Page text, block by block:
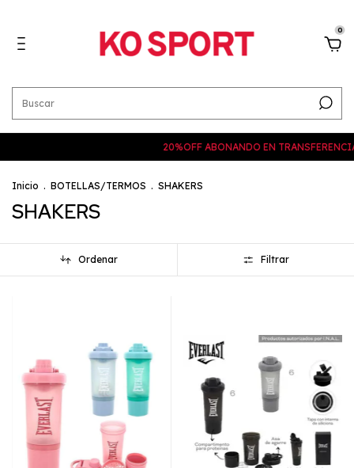
0
20%OFF ABONANDO EN TRANSFERENCIA
Inicio . BOTELLAS/TERMOS . SHAKERS
SHAKERS
Ordenar Filtrar